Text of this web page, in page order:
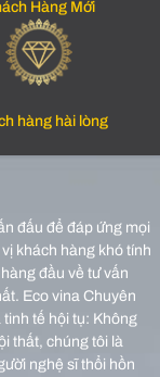
Hàng Mới
hàng hài lòng
đấu để đáp ứng mọi
khách hàng khó tính
đầu về tư vấn
Eco vina Chuyên
tế hội tụ: Không
thất, chúng tôi là
nghệ sĩ thổi hồn